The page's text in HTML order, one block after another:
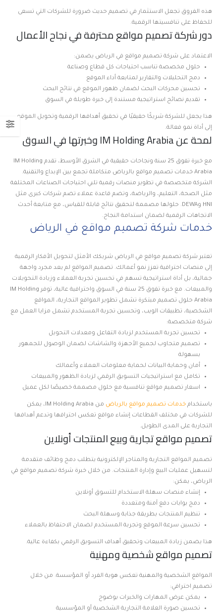
هذه الفروق تجعل الاستثمار في تصميم حديث ضرورة للشركات التي تسعى
للحفاظ على تنافسيتها الرقمية.
دور شركة تصميم مواقع محترفة في نجاح الأعمال
الاعتماد على شركة تصميم مواقع في الرياض يضمن:
حلول مخصصة تناسب احتياجات كل قطاع وصناعة
دمج التحليلات والتقارير لمتابعة أداء الموقع
تحسين محركات البحث لضمان ظهور الموقع في نتائج البحث
تقديم نصائح استراتيجية مستندة إلى خبرة طويلة في السوق
هذا يجعل للشركة شريكًا حقيقيًا في تحقيق أهدافها الرقمية وتحويل الموقع
إلى أداة نمو فعالة.
لمحة عن IM Holding Arabia وخبرتها في السوق
مع خبرة تفوق 25 سنة ونجاحات حقيقية في الشرق الأوسط، تقدم IM Holding
Arabia خدمات تصميم مواقع بالرياض متكاملة تجمع بين الإبداع والتقنية.
الشركة متخصصة في تطوير منصات رقمية تلبي احتياجات الصناعات المختلفة
مثل الصحة، التعليم، والرياضة، وتضم قاعدة عملاء تضم شركات كبرى مثل
HNI وDEWA. حلولها مصممة لتحقيق نتائج قابلة للقياس، مع متابعة أحدث
الاتجاهات الرقمية لضمان استدامة النجاح.
خدمات شركة تصميم مواقع في الرياض
تعتبر شركة تصميم مواقع في الرياض شريكك الأمثل لتحويل الأفكار الرقمية
إلى منصات احترافية تعزز نمو أعمالك. تصميم المواقع لم يعد مجرد واجهة
جمالية، بل أداة استراتيجية تسهم في تحسين تجربة العملاء وزيادة التحويلات
والمبيعات. مع خبرة تفوق 25 سنة في السوق واحترافية عالية، توفر IM Holding
Arabia حلول تصميم مبتكرة تشمل تطوير المواقع التجارية، المواقع
الشخصية، تطبيقات الويب، وتحسين تجربة المستخدم.تشمل مزايا العمل مع
شركة متخصصة:
تحسين تجربة المستخدم لزيادة التفاعل ومعدلات التحويل
تصميم متجاوب لجميع الأجهزة والشاشات لضمان الوصول للجمهور
بسهولة
أمان وحماية البيانات لحماية معلومات العملاء وأعمالك
تكامل مع استراتيجيات التسويق الرقمي لزيادة الظهور والمبيعات
اسعار تصميم مواقع تنافسية مع حلول مصممة خصيصًا لكل عميل
باستخدام خدمات تصميم مواقع بالرياض
من IM Holding Arabia، يمكن
للشركات في مختلف القطاعات إنشاء مواقع تعكس احترافها وتدعم أهدافها
التجارية على المدى الطويل.
تصميم مواقع تجارية وبيع المنتجات أونلاين
تصميم المواقع التجارية والمتاجر الإلكترونية يتطلب دمج وظائف متقدمة
لتسهيل عمليات البيع وإدارة المنتجات. من خلال خبرة شركة تصميم مواقع في
الرياض، يمكن:
إنشاء منصات سهلة الاستخدام للتسوق أونلاين
دمج بوابات دفع آمنة ومتعددة
تنظيم المنتجات بطريقة جذابة وسهلة البحث
تحسين سرعة الموقع وتجربة المستخدم لضمان الاحتفاظ بالعملاء
هذا يضمن زيادة المبيعات وتحقيق أهداف التسويق الرقمي بكفاءة عالية.
تصميم مواقع شخصية ومهنية
المواقع الشخصية والمهنية تعكس هوية الفرد أو المؤسسة. من خلال
تصميم احترافي:
يمكن عرض المهارات والخبرات بوضوح
تحسين صورة العلامة التجارية الشخصية أو المؤسسية